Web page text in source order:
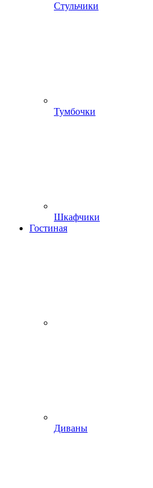
Стульчики
Тумбочки
Шкафчики
Гостиная
Диваны